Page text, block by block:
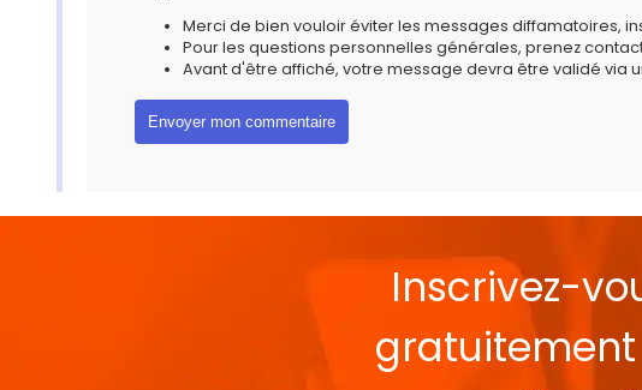
Merci de bien vouloir éviter les messages diffamatoires,
Pour les questions personnelles générales, prenez
Avant d'être affiché, votre message devra être validé via
Inscrivez-